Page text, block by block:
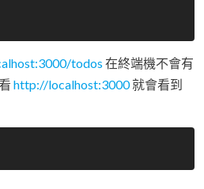
todos 在終端機不會有
http://localhost:3000就會看到